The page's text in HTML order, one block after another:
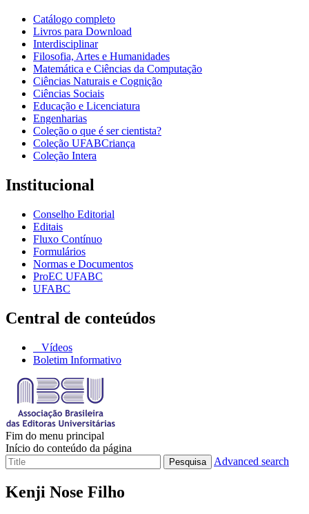
Catálogo completo
Livros para Download
Interdisciplinar
Filosofia, Artes e Humanidades
Matemática e Ciências da Computação
Ciências Naturais e Cognição
Ciências Sociais
Educação e Licenciatura
Engenharias
Coleção o que é ser cientista?
Coleção UFABCriança
Coleção Intera
Institucional
Conselho Editorial
Editais
Fluxo Contínuo
Formulários
Normas e Documentos
ProEC UFABC
UFABC
Central de conteúdos
Vídeos
Boletim Informativo
Fim do menu principal
Início do conteúdo da página
Pesquisa Advanced search
Kenji Nose Filho